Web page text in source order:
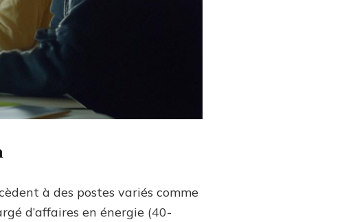
à des postes variés comme
d’affaires en énergie (40-